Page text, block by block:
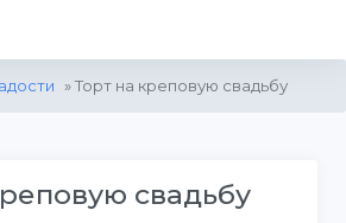
» Торт на креповую свадьбу
свадьбу